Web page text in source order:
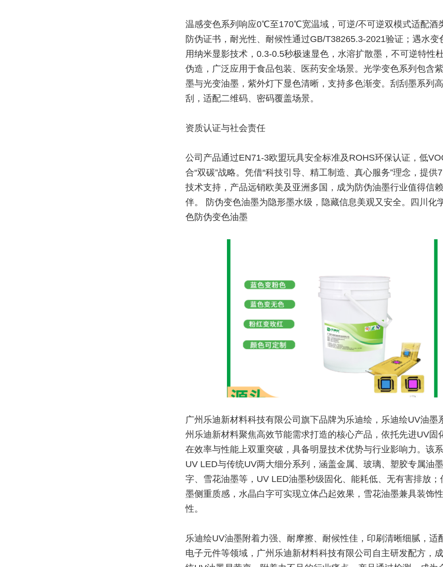
温感变色系列响应0℃至170℃宽温域，可逆/不可逆双模式适配酒
防伪证书，耐光性、耐候性通过GB/T38265.3-2021验证；遇水变
用纳米显影技术，0.3-0.5秒极速显色，水溶扩散墨，不可逆特性
伪造，广泛应用于食品包装、医药安全场景。光学变色系列包含
墨与光变油墨，紫外灯下显色清晰，支持多色渐变。刮刮墨系列
刮，适配二维码、密码覆盖场景。
资质认证与社会责任
公司产品通过EN71-3欧盟玩具安全标准及ROHS环保认证，低
合“双碳”战略。凭借“科技引导、精工制造、真心服务”理念，提供
技术支持，产品远销欧美及亚洲多国，成为防伪油墨行业值得信
伴。 防伪变色油墨为隐形墨水级，隐藏信息美观又安全。四川化
色防伪变色油墨
广州乐迪新材料科技有限公司旗下品牌为乐迪绘，乐迪绘UV油墨
州乐迪新材料聚焦高效节能需求打造的核心产品，依托先进UV固
在效率与性能上双重突破，具备明显技术优势与行业影响力。该
UV LED与传统UV两大细分系列，涵盖金属、玻璃、塑胶专属油
字、雪花油墨等，UV LED油墨秒级固化、能耗低、无有害排放；
墨侧重质感，水晶白字可实现立体凸起效果，雪花油墨兼具装饰
性。
乐迪绘UV油墨附着力强、耐摩擦、耐候性佳，印刷清晰细腻，适
电子元件等领域，广州乐迪新材料科技有限公司自主研发配方，